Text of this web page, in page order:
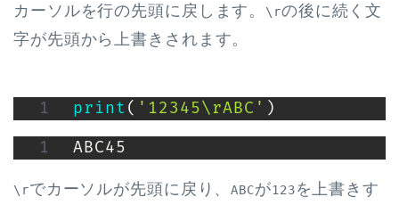
カーソルを行の先頭に戻します。 \rの後に続く文
字が先頭から上書きされます。
print ( '12345\rABC' )
ABC45
\rでカーソルが先頭に戻り、ABCが123を上書きす